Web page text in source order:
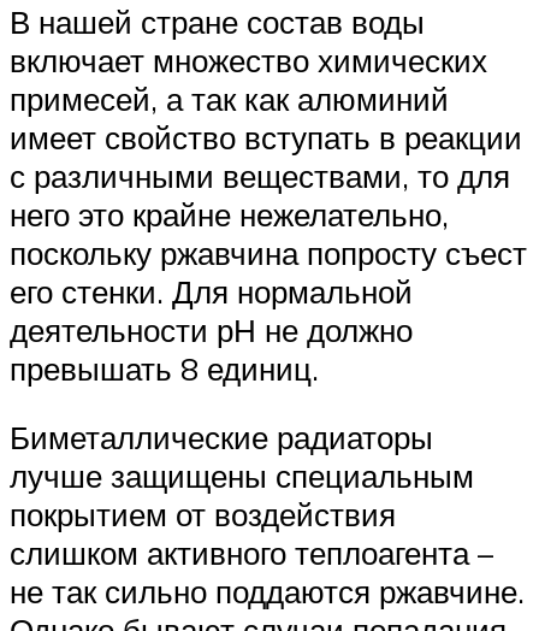
В нашей стране состав воды
включает множество химических
примесей, а так как алюминий
имеет свойство вступать в реакции
с различными веществами, то для
него это крайне нежелательно,
поскольку ржавчина попросту съест
его стенки. Для нормальной
деятельности рН не должно
превышать 8 единиц.
Биметаллические радиаторы
лучше защищены специальным
покрытием от воздействия
слишком активного теплоагента –
не так сильно поддаются ржавчине.